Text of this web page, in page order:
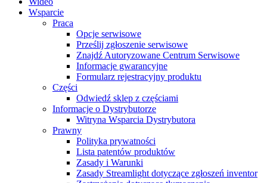
Wsparcie
Praca
Opcje serwisowe
Prześlij zgłoszenie serwisowe
Znajdź Autoryzowane Centrum Serwisowe
Informacje gwarancyjne
Formularz rejestracyjny produktu
Części
Odwiedź sklep z częściami
Informacje o Dystrybutorze
Witryna Wsparcia Dystrybutora
Prawny
Polityka prywatności
Lista patentów produktów
Zasady i Warunki
Zasady Streamlight dotyczące zgłoszeń inventor